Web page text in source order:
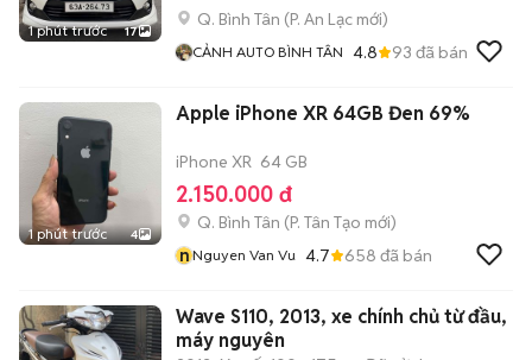
1 phút trước 17
Q. Bình Tân (P. An Lạc mới)
CẢNH AUTO BÌNH TÂN 4.8 93 đã bán
1 phút trước 4
Apple iPhone XR 64GB Đen 69%
iPhone XR 64 GB
2.150.000 đ
Q. Bình Tân (P. Tân Tạo mới)
nNguyen Van Vu 4.7 658 đã bán
Wave S110, 2013, xe chính chủ từ đầu,
máy nguyên